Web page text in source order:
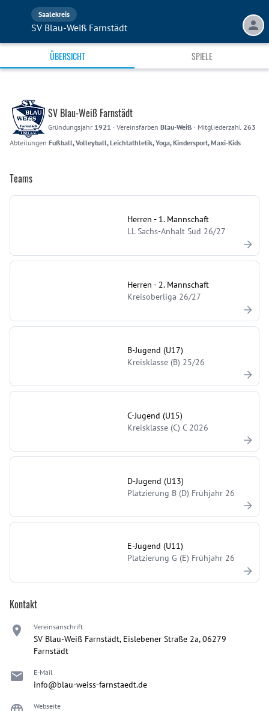
Saalekreis
SV Blau-Weiß Farnstädt
ÜBERSICHT SPIELE
SV Blau-Weiß Farnstädt
Gründungsjahr 1921 · Vereinsfarben Blau-Weiß · Mitgliederzahl 263
Abteilungen Fußball, Volleyball, Leichtathletik, Yoga, Kindersport, Maxi-Kids
Teams
Herren - 1. Mannschaft
LL Sachs-Anhalt Süd 26/27
Herren - 2. Mannschaft
Kreisoberliga 26/27
B-Jugend (U17)
Kreisklasse (B) 25/26
C-Jugend (U15)
Kreisklasse (C) C 2026
D-Jugend (U13)
Platzierung B (D) Frühjahr 26
E-Jugend (U11)
Platzierung G (E) Frühjahr 26
Kontakt
Vereinsanschrift
SV Blau-Weiß Farnstädt, Eislebener Straße 2a, 06279
Farnstädt
E-Mail
info@blau-weiss-farnstaedt.de
Webseite